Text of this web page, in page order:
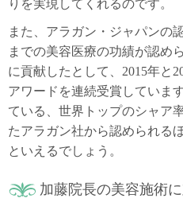
りを実現してくれるのです。
また、アラガン・ジャパンの
までの美容医療の功績が認め
に貢献したとして、2015年と
アワードを連続受賞していま
ている、世界トップのシャア
たアラガン社から認められる
といえるでしょう。
加藤院長の美容施術